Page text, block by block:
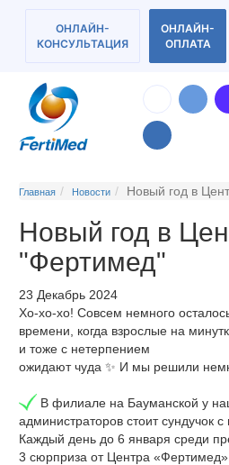
ОНЛАЙН-
КОНСУЛЬТАЦИЯ
ОНЛАЙН-
ОПЛАТА
Главная Новости Новый год в
Новый год в
"Фертимед"
23 Декабрь 2024
Хо-хо-хо! Совсем немного
времени, когда взрослые на
и тоже с нетерпением
ожидают чуда ✨ И мы решили
В филиале на Бауманской у
администраторов стоит сундучок
Каждый день до 6 января среди
3 сюрприза от Центра